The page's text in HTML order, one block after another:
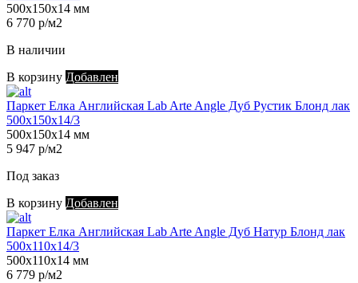
500х150х14 мм
6 770 р/м2
В наличии
В корзину Добавлен
Паркет Елка Английская Lab Arte Angle Дуб Рустик Блонд лак
500х150х14/3
500х150х14 мм
5 947 р/м2
Под заказ
В корзину Добавлен
Паркет Елка Английская Lab Arte Angle Дуб Натур Блонд лак
500х110х14/3
500х110х14 мм
6 779 р/м2